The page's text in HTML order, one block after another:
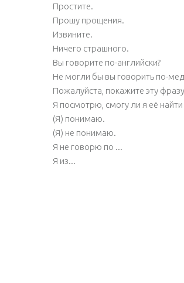
Простите.
Прошу прощения.
Извините.
Ничего страшного.
Вы говорите по-английски?
He могли бы вы говорить по-
Пожалуйста, покажите эту
Я посмотрю, смогу ли я её
(Я) понимаю.
(Я) не понимаю.
Я не говорю по ...
Я из...